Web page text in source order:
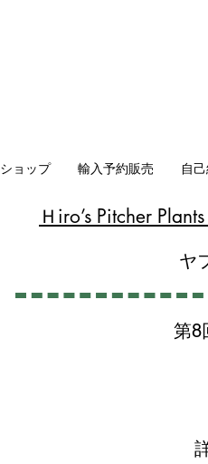
ショップ 輸入予約販売 自
Ｈiro’s Pitcher
ヤ
第8